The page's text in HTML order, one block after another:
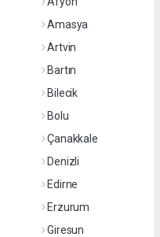
Amasya
Artvin
Bartın
Bilecik
Bolu
Çanakkale
Denizli
Edirne
Erzurum
Giresun